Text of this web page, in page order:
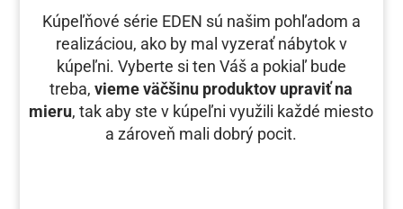
Kúpeľňové série EDEN sú našim pohľadom a
realizáciou, ako by mal vyzerať nábytok v
kúpeľni. Vyberte si ten Váš a pokiaľ bude
treba, vieme väčšinu produktov upraviť na
mieru, tak aby ste v kúpeľni využili každé miesto
a zároveň mali dobrý pocit.